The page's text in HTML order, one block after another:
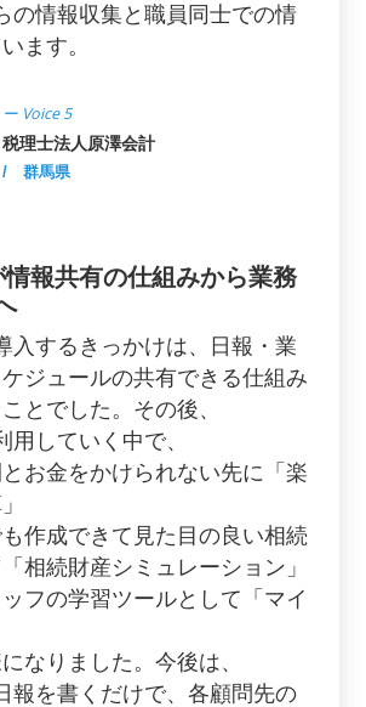
の情報収集と職員同士での情
ます。
ー Voice 5
税理士法人原澤会計
/ 群馬県
情報共有の仕組みから業務
入するきっかけは、日報・業
ジュールの共有できる仕組み
とでした。その後、
用していく中で、
とお金をかけられない先に「楽
も作成できて見た目の良い相続
相続財産シミュレーション」
ッフの学習ツールとして「マイ
なりました。今後は、
報を書くだけで、各顧問先の